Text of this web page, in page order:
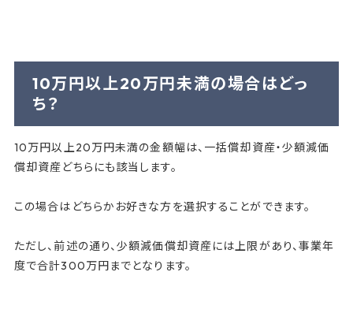
10万円以上20万円未満の場合はどっ
ち？
10万円以上20万円未満の金額幅は、一括償却資産・少額減価
償却資産どちらにも該当します。
この場合はどちらかお好きな方を選択することができます。
ただし、前述の通り、少額減価償却資産には上限があり、事業年
度で合計300万円までとなります。